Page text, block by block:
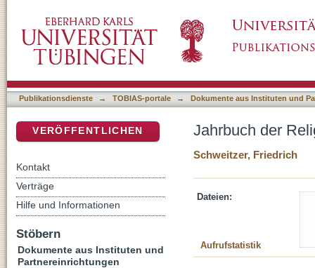
Publikationsdienste → TOBIAS-portale → Dokumente aus Instituten und
Jahrbuch der
Schweitzer, Friedrich
Dateien:
Aufrufstatistik
VERÖFFENTLICHEN
Kontakt
Verträge
Hilfe und Informationen
Stöbern
Dokumente aus Instituten und
Partnereinrichtungen